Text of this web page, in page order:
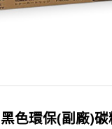
色環保(副廠)